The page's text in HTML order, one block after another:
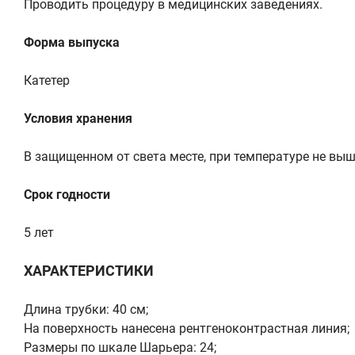
Проводить процедуру в медицинских заведениях.
Форма выпуска
Катетер
Условия хранения
В защищенном от света месте, при температуре не
Срок годности
5 лет
ХАРАКТЕРИСТИКИ
Длина трубки: 40 см;
На поверхность нанесена рентгеноконтрастная линия;
Размеры по шкале Шарьера: 24;